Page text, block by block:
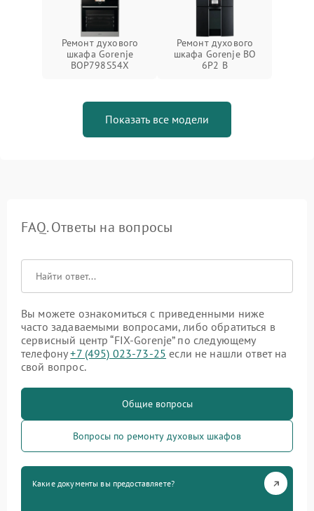
Ремонт духового
шкафа Gorenje
BOP798S54X
Ремонт духового
шкафа Gorenje BO
6P2 B
Показать все модели
FAQ. Ответы на вопросы
Вы можете ознакомиться с приведенными ниже
часто задаваемыми вопросами, либо обратиться в
сервисный центр “FIX-Gorenje” по следующему
телефону+7 (495) 023-73-25 если не нашли ответ на
свой вопрос.
Общие вопросы
Вопросы по ремонту духовых шкафов
Какие документы вы предоставляете?